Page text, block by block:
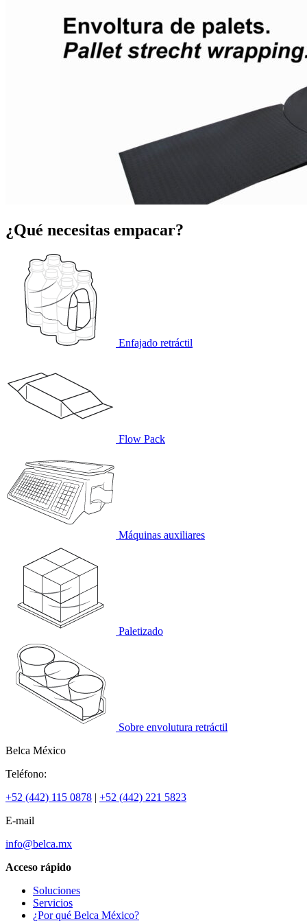
¿Qué necesitas empacar?
Enfajado retráctil
Flow Pack
Máquinas auxiliares
Paletizado
Sobre envolutura retráctil
Belca México
Teléfono:
+52 (442) 115 0878 | +52 (442) 221 5823
E-mail
info@belca.mx
Acceso rápido
Soluciones
Servicios
¿Por qué Belca México?